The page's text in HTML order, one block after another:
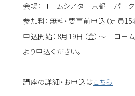
会場：ロームシアター京都 パー
参加料：無料・要事前申込（定員15
申込開始：8月19日（金）～ ロー
より申込ください。
講座の詳細・お申込はこちら